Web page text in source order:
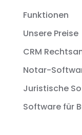
Funktionen
Unsere Preise
CRM
Notar-
Juristische
Software für